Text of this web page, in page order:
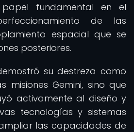
fundamental en el
de las
espacial que se
posteriores.
su destreza como
misiones Gemini, sino que
activamente al diseño y
tecnologías y sistemas
las capacidades de